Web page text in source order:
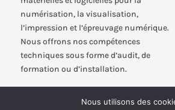
numérisation, la visualisation,
l’impression et l’épreuvage numérique.
Nous offrons nos compétences
techniques sous forme d’audit, de
formation ou d’installation.
Nous utilisons des